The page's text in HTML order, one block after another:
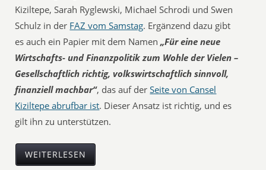
Kiziltepe, Sarah Ryglewski, Michael Schrodi und Swen
Schulz in der FAZ vom Samstag. Ergänzend dazu gibt
es auch ein Papier mit dem Namen„Für eine neue
Wirtschafts- und Finanzpolitik zum Wohle der Vielen –
Gesellschaftlich richtig, volkswirtschaftlich sinnvoll,
finanziell machbar“, das auf derSeite von Cansel
Kiziltepe abrufbar ist. Dieser Ansatz ist richtig, und es
gilt ihn zu unterstützen.
WEITERLESEN